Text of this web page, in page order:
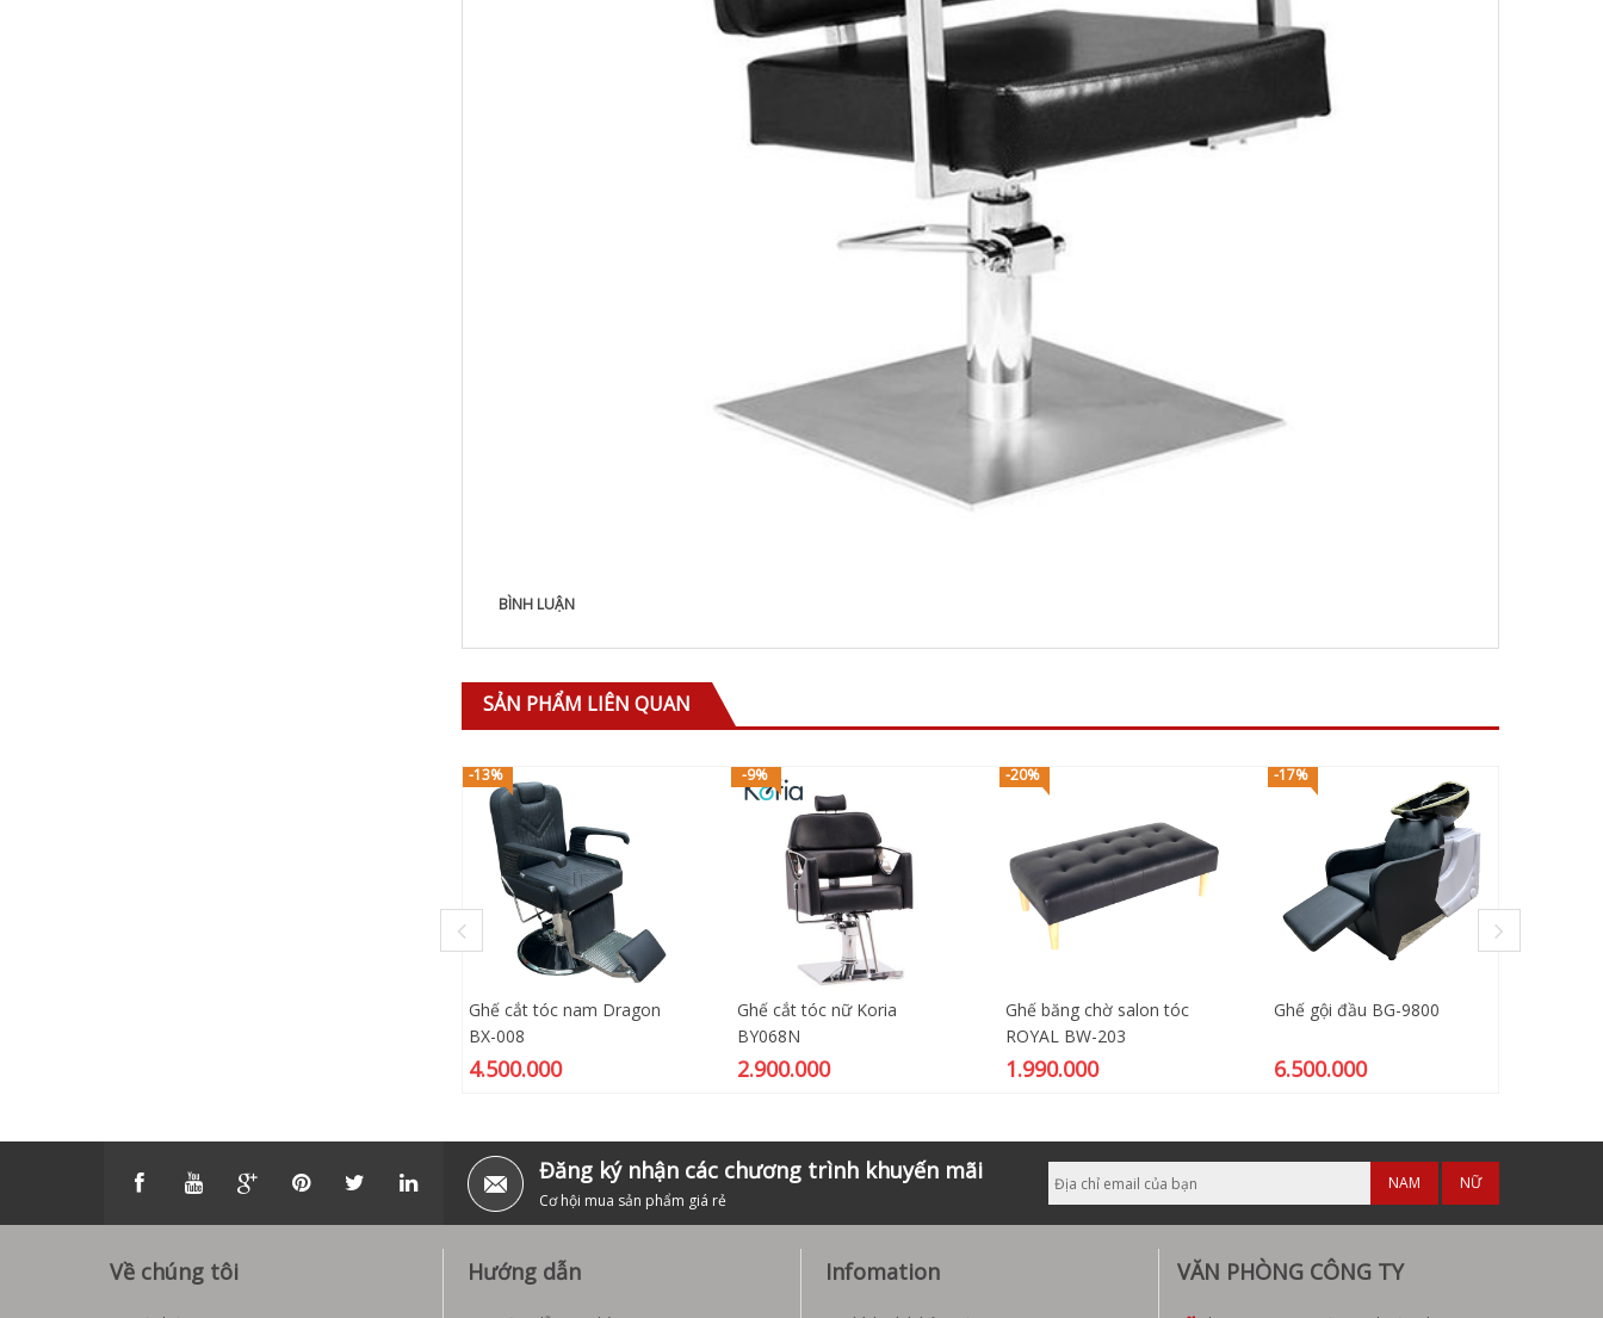
BÌNH LUẬN
SẢN PHẨM LIÊN QUAN
-13%
Ghế cắt tóc nam Dragon
BX-008
4.500.000
-9%
Ghế cắt tóc nữ Koria
BY068N
2.900.000
-20%
Ghế băng chờ salon tóc
ROYAL BW-203
1.990.000
-17%
Ghế gội đầu BG-9800
6.500.000
Đăng ký nhận các chương trình khuyến mãi
Cơ hội mua sản phẩm giá rẻ
NAM NỮ
Về chúng tôi Hướng dẫn Infomation VĂN PHÒNG CÔNG TY